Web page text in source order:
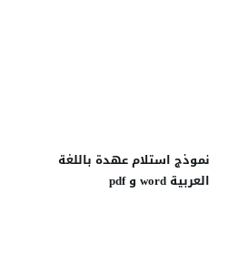
نموذج استلام عهدة باللغة
العربية word و pdf